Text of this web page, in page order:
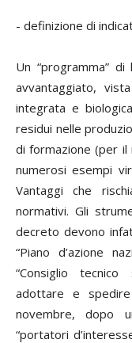
- definizione di
Un “programma”
avvantaggiato,
integrata e
residui nelle
di formazione (per il
numerosi esempi
Vantaggi che
normativi. Gli
decreto devono
“Piano d’azione
“Consiglio tecnico
adottare e
novembre, dopo
“portatori